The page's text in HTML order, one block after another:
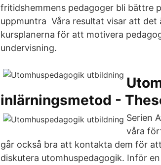
fritidshemmens pedagoger bli bättre
uppmuntra Våra resultat visar att
kursplanerna för att motivera
undervisning.
inlärningsmetod -
Serien
våra
går också bra att kontakta dem för
diskutera utomhuspedagogik. Inför